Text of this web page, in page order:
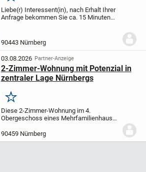
Liebe(r) Interessent(in), nach Erhalt Ihrer
Anfrage bekommen Sie ca. 15 Minuten
einen virtuellen 360° Rundgang als
Download Link...
90443 Nürnberg
03.08.2026 Partner-Anzeige
2-Zimmer-Wohnung mit Potenzial in
zentraler Lage Nürnbergs
Merken
Diese 2-Zimmer-Wohnung im 4.
Obergeschoss eines Mehrfamilienhauses
Wohnfläche viel Potenzial für individuelle
Wohnideen. Die Immobilie eignet sich
90459 Nürnberg